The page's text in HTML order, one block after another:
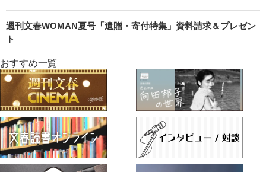
週刊文春WOMAN夏号「遺贈・寄付特集」資料請求＆プレゼン
ト
おすすめ一覧